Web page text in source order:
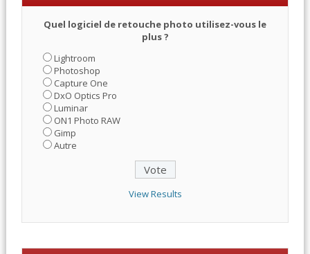
Quel logiciel de retouche photo utilisez-vous le
plus ?
Lightroom
Photoshop
Capture One
DxO Optics Pro
Luminar
ON1 Photo RAW
Gimp
Autre
View Results